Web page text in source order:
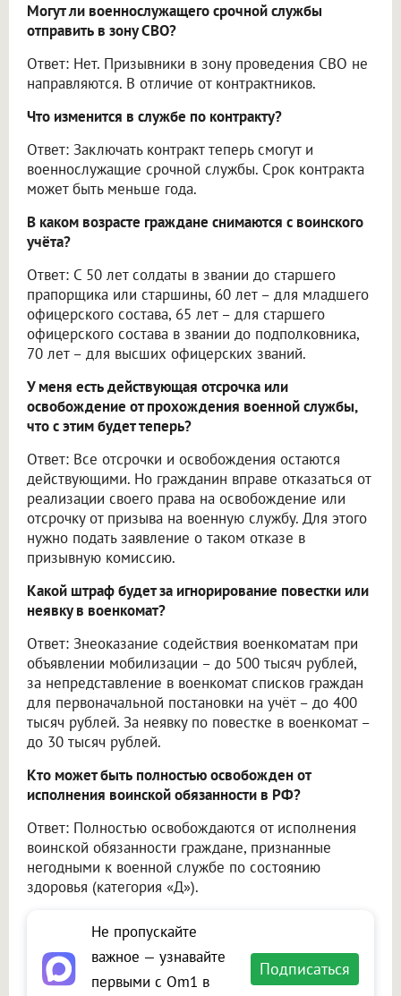
Могут ли военнослужащего срочной службы
отправить в зону СВО?
Ответ: Нет. Призывники в зону проведения СВО не
направляются. В отличие от контрактников.
Что изменится в службе по контракту?
Ответ: Заключать контракт теперь смогут и
военнослужащие срочной службы. Срок контракта
может быть меньше года.
В каком возрасте граждане снимаются с воинского
учёта?
Ответ: С 50 лет солдаты в звании до старшего
прапорщика или старшины, 60 лет – для младшего
офицерского состава, 65 лет – для старшего
офицерского состава в звании до подполковника,
70 лет – для высших офицерских званий.
У меня есть действующая отсрочка или
освобождение от прохождения военной службы,
что с этим будет теперь?
Ответ: Все отсрочки и освобождения остаются
действующими. Но гражданин вправе отказаться от
реализации своего права на освобождение или
отсрочку от призыва на военную службу. Для этого
нужно подать заявление о таком отказе в
призывную комиссию.
Какой штраф будет за игнорирование повестки или
неявку в военкомат?
Ответ: Знеоказание содействия военкоматам при
объявлении мобилизации – до 500 тысяч рублей,
за непредставление в военкомат списков граждан
для первоначальной постановки на учёт – до 400
тысяч рублей. За неявку по повестке в военкомат –
до 30 тысяч рублей.
Кто может быть полностью освобожден от
исполнения воинской обязанности в РФ?
Ответ: Полностью освобождаются от исполнения
воинской обязанности граждане, признанные
негодными к военной службе по состоянию
здоровья (категория «Д»).
Не пропускайте
важное — узнавайте
первыми с Om1 в
Подписаться